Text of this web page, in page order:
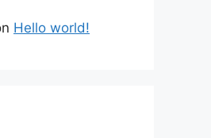
Hello world!